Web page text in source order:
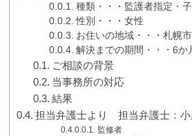
種類・・・監護者指定・
性別・・・女性
お住いの地域・・・札幌市
解決までの期間・・・6か
ご相談の背景
当事務所の対応
結果
担当弁護士より 担当弁護士：
監修者